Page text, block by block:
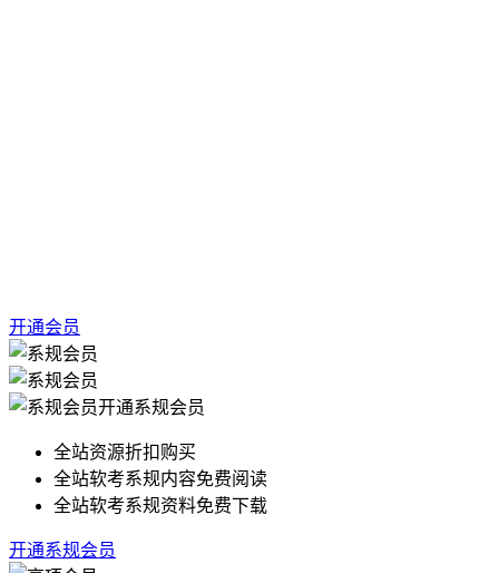
开通会员
开通系规会员
全站资源折扣购买
全站软考系规内容免费阅读
全站软考系规资料免费下载
开通系规会员